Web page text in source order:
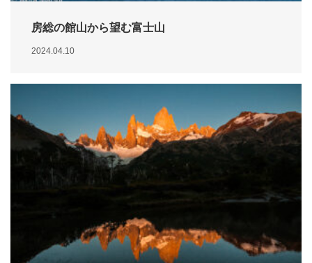
房総の館山から望む富士山
2024.04.10